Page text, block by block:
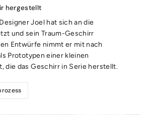
hergestellt
Joel hat sich an die
und sein Traum-Geschirr
Entwürfe nimmt er mit nach
Prototypen einer kleinen
die das Geschirr in Serie herstellt.